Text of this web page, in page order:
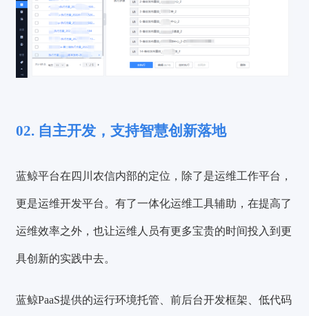
02. 自主开发，支持智慧创新落地
蓝鲸平台在四川农信内部的定位，除了是运维工作平台，
更是运维开发平台。有了一体化运维工具辅助，在提高了
运维效率之外，也让运维人员有更多宝贵的时间投入到更
具创新的实践中去。
蓝鲸PaaS提供的运行环境托管、前后台开发框架、低代码